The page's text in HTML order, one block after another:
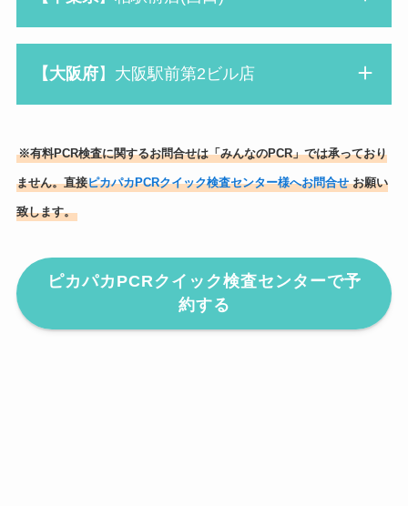
【大阪府】大阪駅前第2ビル店
※有料PCR検査に関するお問合せは「みんなのPCR」では承っており
ません。直接ピカパカPCRクイック検査センター様へお問合せ お願い
致します。
ピカパカPCRクイック検査センターで予
約する